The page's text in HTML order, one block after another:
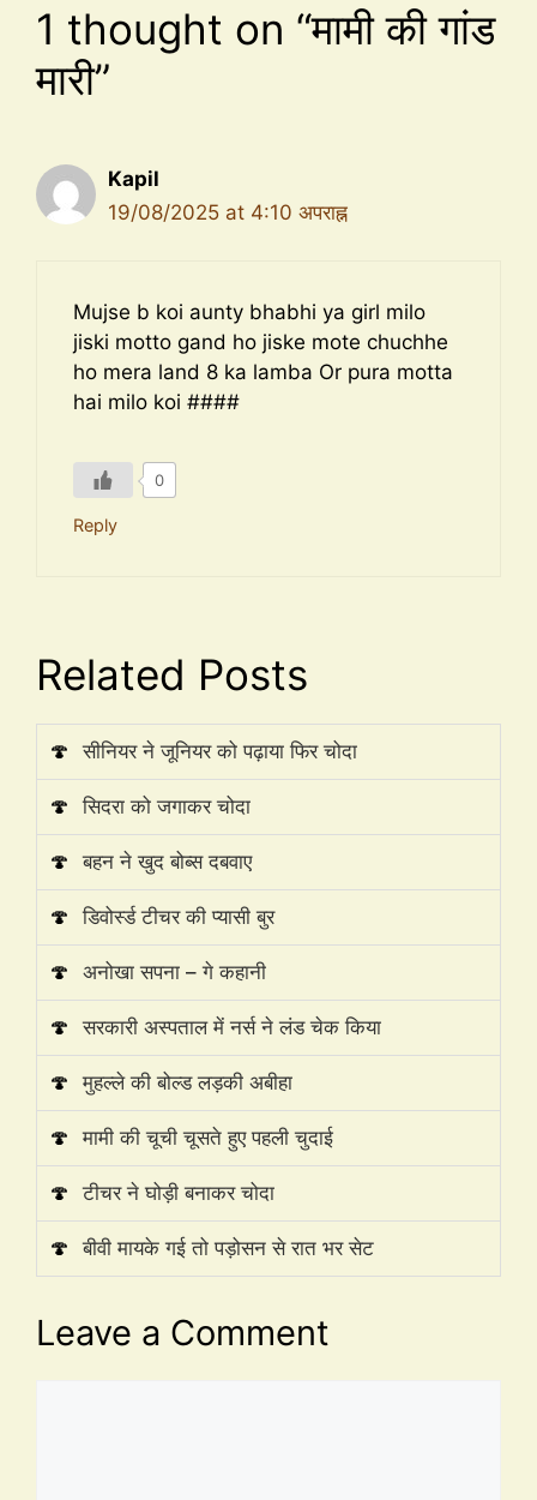
1 thought on “मामी की गांड
मारी”
Kapil
19/08/2025 at 4:10 अपराह्न
Mujse b koi aunty bhabhi ya girl milo
jiski motto gand ho jiske mote chuchhe
ho mera land 8 ka lamba Or pura motta
hai milo koi ####
0
Reply
Related Posts
🍄 सीनियर ने जूनियर को पढ़ाया फिर चोदा
🍄 सिदरा को जगाकर चोदा
🍄 बहन ने खुद बोब्स दबवाए
🍄 डिवोर्स्ड टीचर की प्यासी बुर
🍄 अनोखा सपना – गे कहानी
🍄 सरकारी अस्पताल में नर्स ने लंड चेक किया
🍄 मुहल्ले की बोल्ड लड़की अबीहा
🍄 मामी की चूची चूसते हुए पहली चुदाई
🍄 टीचर ने घोड़ी बनाकर चोदा
🍄 बीवी मायके गई तो पड़ोसन से रात भर सेट
Leave a Comment